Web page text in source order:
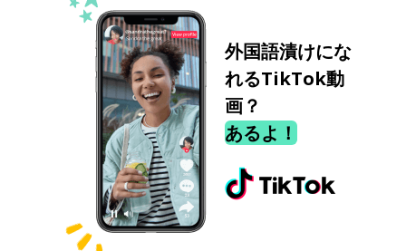
外国語漬けにな
れるTikTok動
画？
あるよ！